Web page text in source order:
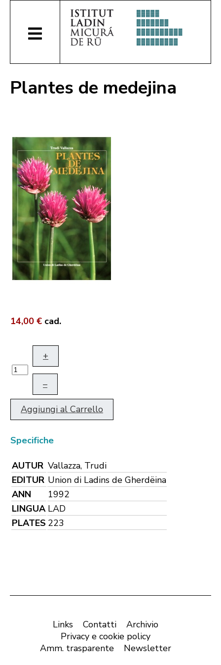
Plantes de medejina
14,00 € cad.
+
–
Aggiungi al Carrello
Specifiche
AUTUR Vallazza, Trudi
EDITUR Union di Ladins de Gherdëina
ANN
1992
LINGUA LAD
PLATES 223
Links Contatti
Archivio
Privacy e cookie policy
Amm. trasparente
Newsletter